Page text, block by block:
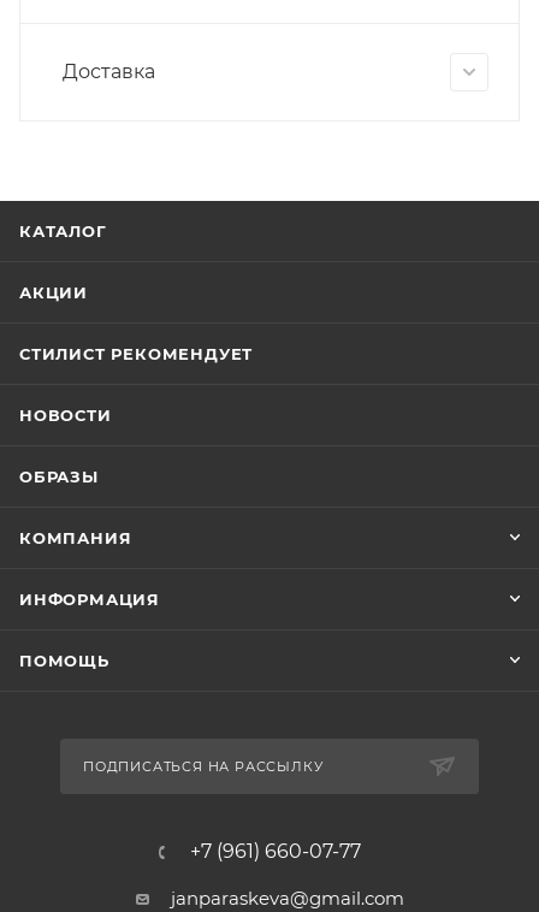
Доставка
КАТАЛОГ
АКЦИИ
СТИЛИСТ РЕКОМЕНДУЕТ
НОВОСТИ
ОБРАЗЫ
КОМПАНИЯ
ИНФОРМАЦИЯ
ПОМОЩЬ
ПОДПИСАТЬСЯ НА РАССЫЛКУ
+7 (961) 660-07-77
janparaskeva@gmail.com